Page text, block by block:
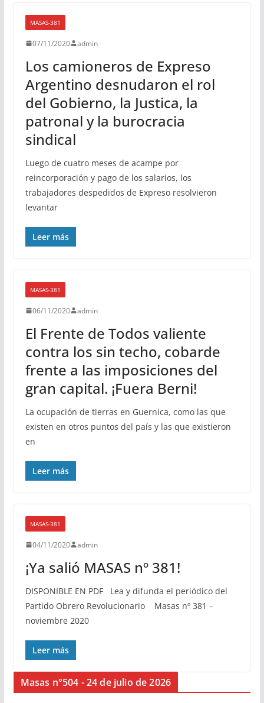
MASAS-381
07/11/2020 admin
Los camioneros de Expreso
Argentino desnudaron el rol
del Gobierno, la Justica, la
patronal y la burocracia
sindical
Luego de cuatro meses de acampe por
reincorporación y pago de los salarios, los
trabajadores despedidos de Expreso resolvieron
levantar
Leer más
MASAS-381
06/11/2020 admin
El Frente de Todos valiente
contra los sin techo, cobarde
frente a las imposiciones del
gran capital. ¡Fuera Berni!
La ocupación de tierras en Guernica, como las que
existen en otros puntos del país y las que existieron
en
Leer más
MASAS-381
04/11/2020 admin
¡Ya salió MASAS nº 381!
DISPONIBLE EN PDF Lea y difunda el periódico del
Partido Obrero Revolucionario Masas nº 381 –
noviembre 2020
Leer más
Masas n°504 - 24 de julio de 2026